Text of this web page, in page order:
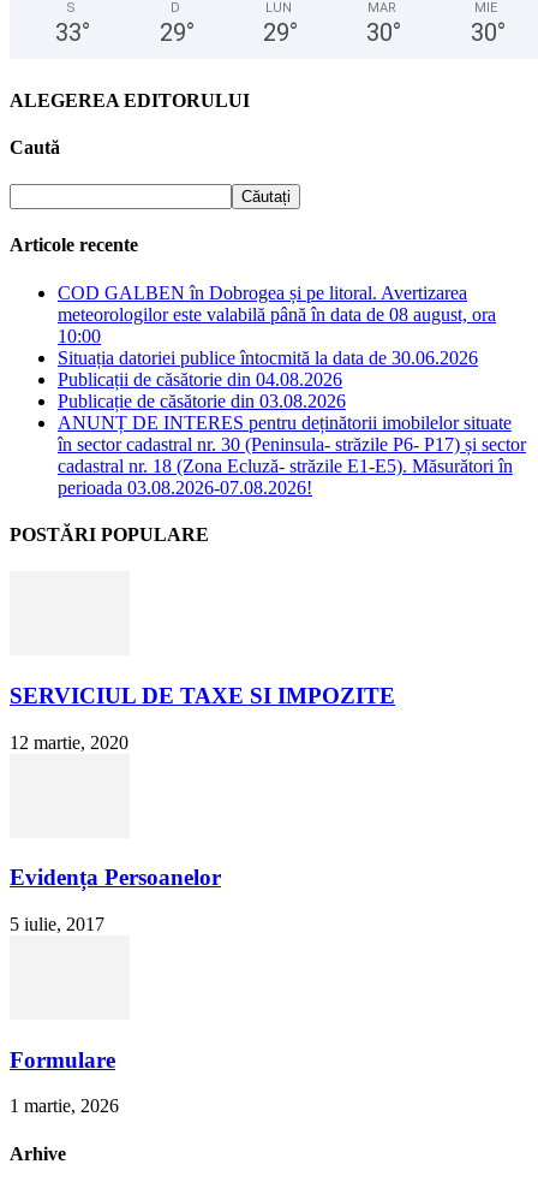
S
33°
D
29°
LUN
29°
MAR
30°
MIE
30°
ALEGEREA EDITORULUI
Caută
Articole recente
COD GALBEN în Dobrogea și pe litoral. Avertizarea
meteorologilor este valabilă până în data de 08 august, ora
10:00
Situația datoriei publice întocmită la data de 30.06.2026
Publicații de căsătorie din 04.08.2026
Publicație de căsătorie din 03.08.2026
ANUNȚ DE INTERES pentru deținătorii imobilelor situate
în sector cadastral nr. 30 (Peninsula- străzile P6- P17) și sector
cadastral nr. 18 (Zona Ecluză- străzile E1-E5). Măsurători în
perioada 03.08.2026-07.08.2026!
POSTĂRI POPULARE
SERVICIUL DE TAXE SI IMPOZITE
12 martie, 2020
Evidența Persoanelor
5 iulie, 2017
Formulare
1 martie, 2026
Arhive